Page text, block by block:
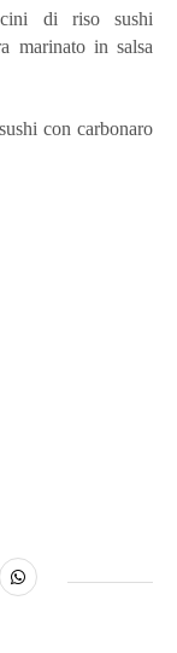
di riso sushi
marinato in salsa
con carbonaro